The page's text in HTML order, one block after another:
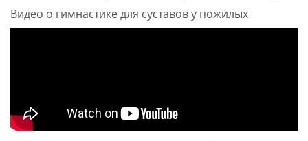
Видео о гимнастике для суставов у пожилых